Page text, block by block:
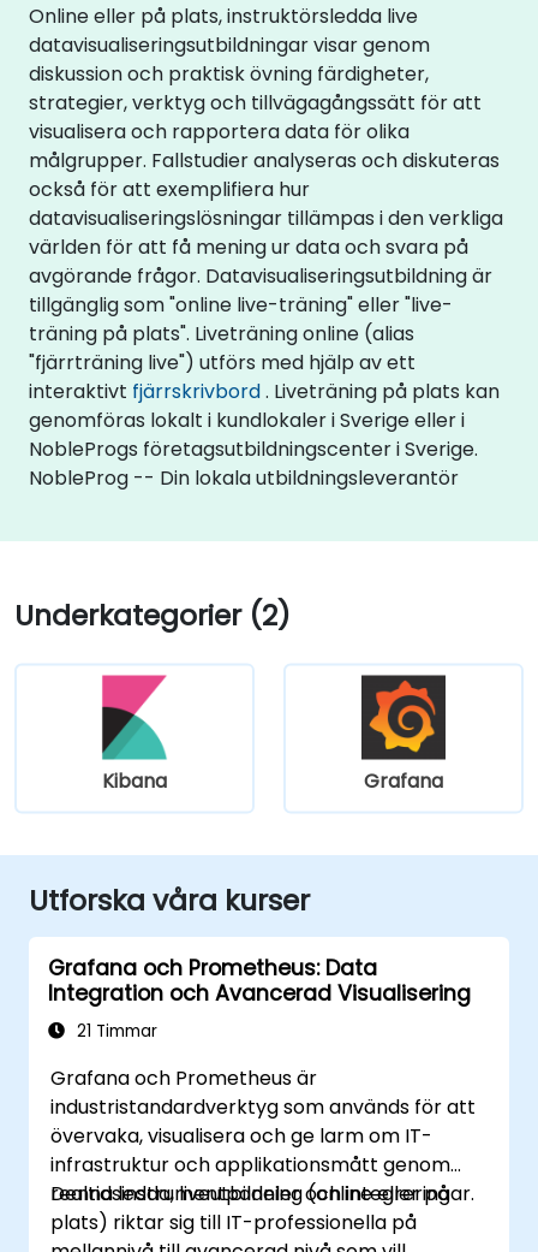
Online eller på plats, instruktörsledda live
datavisualiseringsutbildningar visar genom
diskussion och praktisk övning färdigheter,
strategier, verktyg och tillvägagångssätt för att
visualisera och rapportera data för olika
målgrupper. Fallstudier analyseras och diskuteras
också för att exemplifiera hur
datavisualiseringslösningar tillämpas i den verkliga
världen för att få mening ur data och svara på
avgörande frågor. Datavisualiseringsutbildning är
tillgänglig som "online live-träning" eller "live-
träning på plats". Liveträning online (alias
"fjärrträning live") utförs med hjälp av ett
interaktivt fjärrskrivbord. Liveträning på plats kan
genomföras lokalt i kundlokaler i Sverige eller i
NobleProgs företagsutbildningscenter i Sverige.
NobleProg -- Din lokala utbildningsleverantör
Underkategorier (2)
Kibana Grafana
Utforska våra kurser
Grafana och Prometheus: Data
Integration och Avancerad Visualisering
21 Timmar
Grafana och Prometheus är
industristandardverktyg som används för att
övervaka, visualisera och ge larm om IT-
infrastruktur och applikationsmått genom
realtidsinstrumentpaneler och integreringar.
Denna ledda, liveutbildning (online eller på
plats) riktar sig till IT-professionella på